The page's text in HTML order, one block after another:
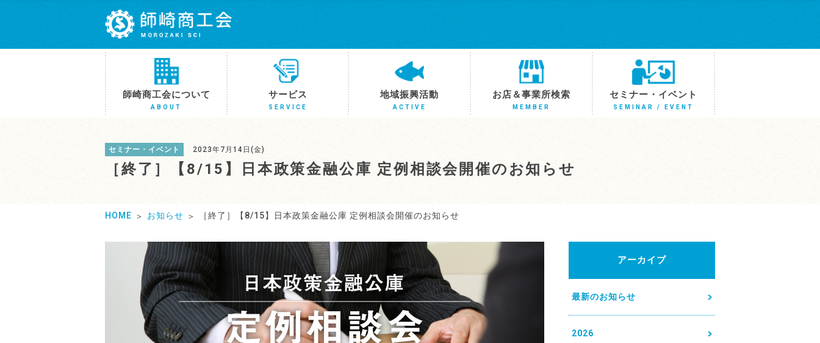
師崎商工会について
ABOUT
サービス
SERVICE
地域振興活動
ACTIVE
お店＆事業所検索
MEMBER
セミナー・イベント
SEMINAR / EVENT
セミナー・イベント 2023年7月14日(金)
［終了］【8/15】日本政策金融公庫 定例相談会開催のお知らせ
HOME お知らせ ［終了］【8/15】日本政策金融公庫 定例相談会開催のお知らせ
アーカイブ
最新のお知らせ
2026